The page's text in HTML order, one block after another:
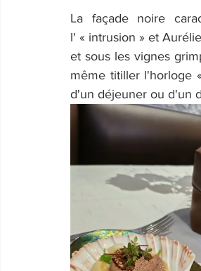
La façade noire
l' « intrusion » et
et sous les vignes
même titiller l'horloge
d'un déjeuner ou d'un